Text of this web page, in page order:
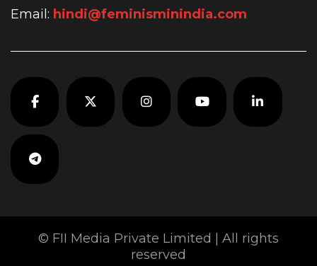
Email: hindi@feminisminindia.com
© FII Media Private Limited | All rights
reserved